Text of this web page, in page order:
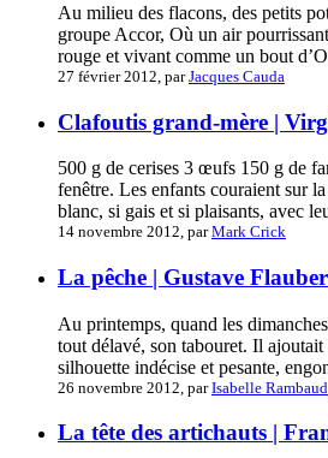
Au milieu des flacons, des petits
groupe Accor, Où un air
rouge et vivant comme un bout
27 février 2012, parJacques Cauda
Clafoutis grand-mère |
500 g de cerises 3 œufs 150 g de
fenêtre. Les enfants couraient sur
blanc, si gais et si plaisants, avec
14 novembre 2012, parMark Crick
La pêche | Gustave
Au printemps, quand les
tout délavé, son tabouret. Il
silhouette indécise et pesante,
26 novembre 2012, parIsabelle Rambaud
La tête des artichauts |